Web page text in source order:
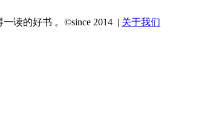
读的好书 。©since 2014 | 关于我们